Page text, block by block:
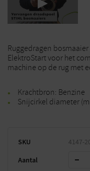
Ruggedragen
ElektroStart voor het
machine op de rug met
Krachtbron: Benzine
Snijcirkel diameter
SKU 4147-
Aantal